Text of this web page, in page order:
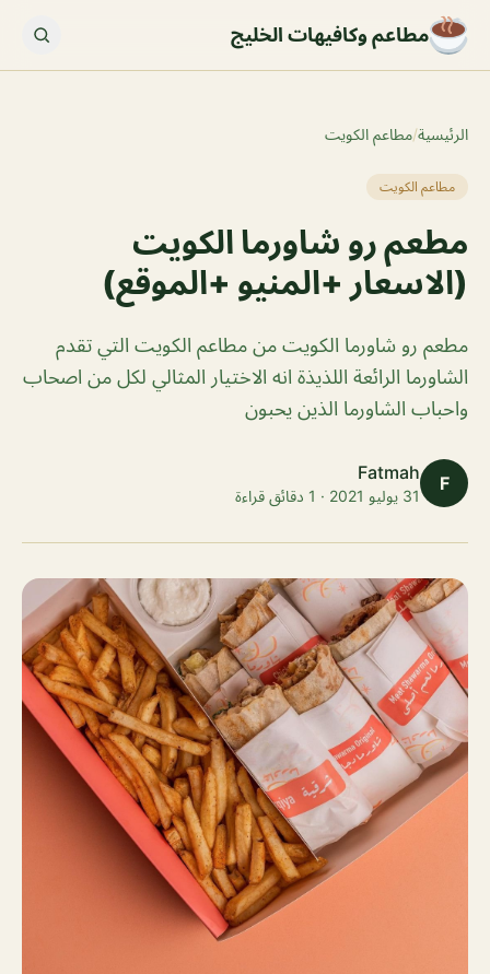
مطاعم وكافيهات الخليج
الرئيسية/مطاعم الكويت
مطاعم الكويت
مطعم رو شاورما الكويت
(الاسعار +المنيو +الموقع)
مطعم رو شاورما الكويت من مطاعم الكويت التي تقدم
الشاورما الرائعة اللذيذة انه الاختيار المثالي لكل من اصحاب
واحباب الشاورما الذين يحبون
F
Fatmah
31 يوليو 2021 · 1 دقائق قراءة